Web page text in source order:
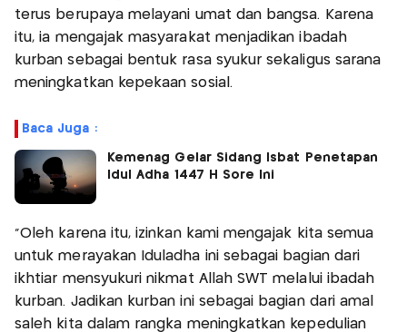
terus berupaya melayani umat dan bangsa. Karena
itu, ia mengajak masyarakat menjadikan ibadah
kurban sebagai bentuk rasa syukur sekaligus sarana
meningkatkan kepekaan sosial.
Baca Juga :
Kemenag Gelar Sidang Isbat Penetapan
Idul Adha 1447 H Sore Ini
“Oleh karena itu, izinkan kami mengajak kita semua
untuk merayakan Iduladha ini sebagai bagian dari
ikhtiar mensyukuri nikmat Allah SWT melalui ibadah
kurban. Jadikan kurban ini sebagai bagian dari amal
saleh kita dalam rangka meningkatkan kepedulian